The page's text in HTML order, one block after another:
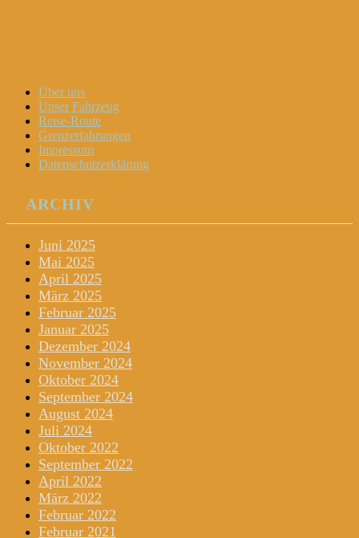
Menu
Widgets
Search
Skip
content
Über uns
Unser Fahrzeug
Reise-Route
Grenzerfahrungen
Impressum
Datenschutzerklärung
ARCHIV
Juni 2025
Mai 2025
April 2025
März 2025
Februar 2025
Januar 2025
Dezember 2024
November 2024
Oktober 2024
September 2024
August 2024
Juli 2024
Oktober 2022
September 2022
April 2022
März 2022
Februar 2022
Februar 2021